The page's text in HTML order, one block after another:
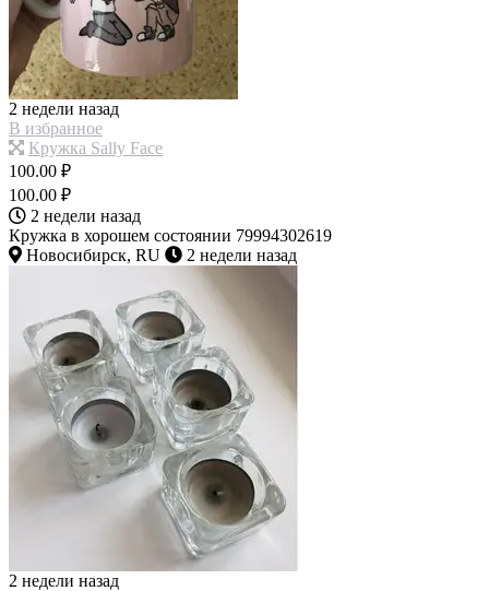
2 недели назад
В избранное
Кружка Sally Face
100.00 ₽
100.00 ₽
2 недели назад
Кружка в хорошем состоянии 79994302619
Новосибирск, RU
2 недели назад
2 недели назад